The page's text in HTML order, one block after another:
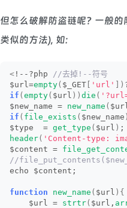
但怎么破解防盗链呢? 一般
类似的方法), 如:
< !--?php //去掉!--符号
$url=empty( $_GET 'url' ])
if ( empty( $url )) die (
$new_name = new_name (
if ( file_exists ( $new_name
$type  = get_type ( $url ) ;
header( 'Content-type:
$content =
//
echo $content;
function new_name ( $url ){
    $url =
strtr( $url,